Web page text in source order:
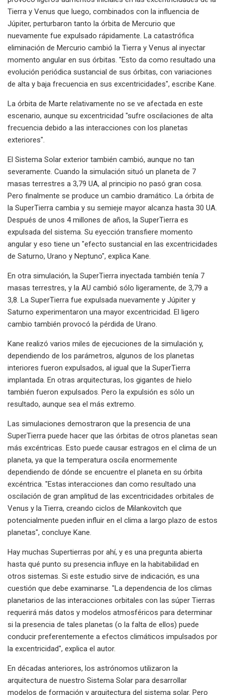
Tierra y Venus que luego, combinados con la influencia de
Júpiter, perturbaron tanto la órbita de Mercurio que
nuevamente fue expulsado rápidamente. La catastrófica
eliminación de Mercurio cambió la Tierra y Venus al inyectar
momento angular en sus órbitas. "Esto da como resultado una
evolución periódica sustancial de sus órbitas, con variaciones
de alta y baja frecuencia en sus excentricidades", escribe Kane.
La órbita de Marte relativamente no se ve afectada en este
escenario, aunque su excentricidad "sufre oscilaciones de alta
frecuencia debido a las interacciones con los planetas
exteriores".
El Sistema Solar exterior también cambió, aunque no tan
severamente. Cuando la simulación situó un planeta de 7
masas terrestres a 3,79 UA, al principio no pasó gran cosa.
Pero finalmente se produce un cambio dramático. La órbita de
la SuperTierra cambia y su semieje mayor alcanza hasta 30 UA.
Después de unos 4 millones de años, la SuperTierra es
expulsada del sistema. Su eyección transfiere momento
angular y eso tiene un "efecto sustancial en las excentricidades
de Saturno, Urano y Neptuno", explica Kane.
En otra simulación, la SuperTierra inyectada también tenía 7
masas terrestres, y la AU cambió sólo ligeramente, de 3,79 a
3,8. La SuperTierra fue expulsada nuevamente y Júpiter y
Saturno experimentaron una mayor excentricidad. El ligero
cambio también provocó la pérdida de Urano.
Kane realizó varios miles de ejecuciones de la simulación y,
dependiendo de los parámetros, algunos de los planetas
interiores fueron expulsados, al igual que la SuperTierra
implantada. En otras arquitecturas, los gigantes de hielo
también fueron expulsados. Pero la expulsión es sólo un
resultado, aunque sea el más extremo.
Las simulaciones demostraron que la presencia de una
SuperTierra puede hacer que las órbitas de otros planetas sean
más excéntricas. Esto puede causar estragos en el clima de un
planeta, ya que la temperatura oscila enormemente
dependiendo de dónde se encuentre el planeta en su órbita
excéntrica. "Estas interacciones dan como resultado una
oscilación de gran amplitud de las excentricidades orbitales de
Venus y la Tierra, creando ciclos de Milankovitch que
potencialmente pueden influir en el clima a largo plazo de estos
planetas", concluye Kane.
Hay muchas Supertierras por ahí, y es una pregunta abierta
hasta qué punto su presencia influye en la habitabilidad en
otros sistemas. Si este estudio sirve de indicación, es una
cuestión que debe examinarse. "La dependencia de los climas
planetarios de las interacciones orbitales con las súper Tierras
requerirá más datos y modelos atmosféricos para determinar
si la presencia de tales planetas (o la falta de ellos) puede
conducir preferentemente a efectos climáticos impulsados ​​por
la excentricidad", explica el autor.
En décadas anteriores, los astrónomos utilizaron la
arquitectura de nuestro Sistema Solar para desarrollar
modelos de formación y arquitectura del sistema solar. Pero